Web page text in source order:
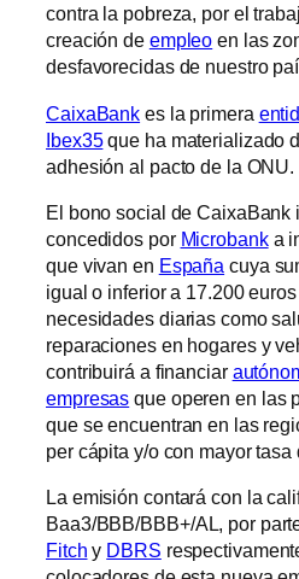
contra la pobreza, por el
creación de empleo en las
desfavorecidas de nuestro
CaixaBank es la primera
Ibex35que ha materializado
adhesión al pacto de la ONU.
El bono social de CaixaBank
concedidos por Microbanka
que vivan en España cuya
igual o inferior a 17.200
necesidades diarias como
reparaciones en hogares y
contribuirá a financiar
empresas que operen en las
que se encuentran en las
per cápita y/o con mayor
La emisión contará con la
Baa3/BBB/BBB+/AL, por
Fitch y DBRS